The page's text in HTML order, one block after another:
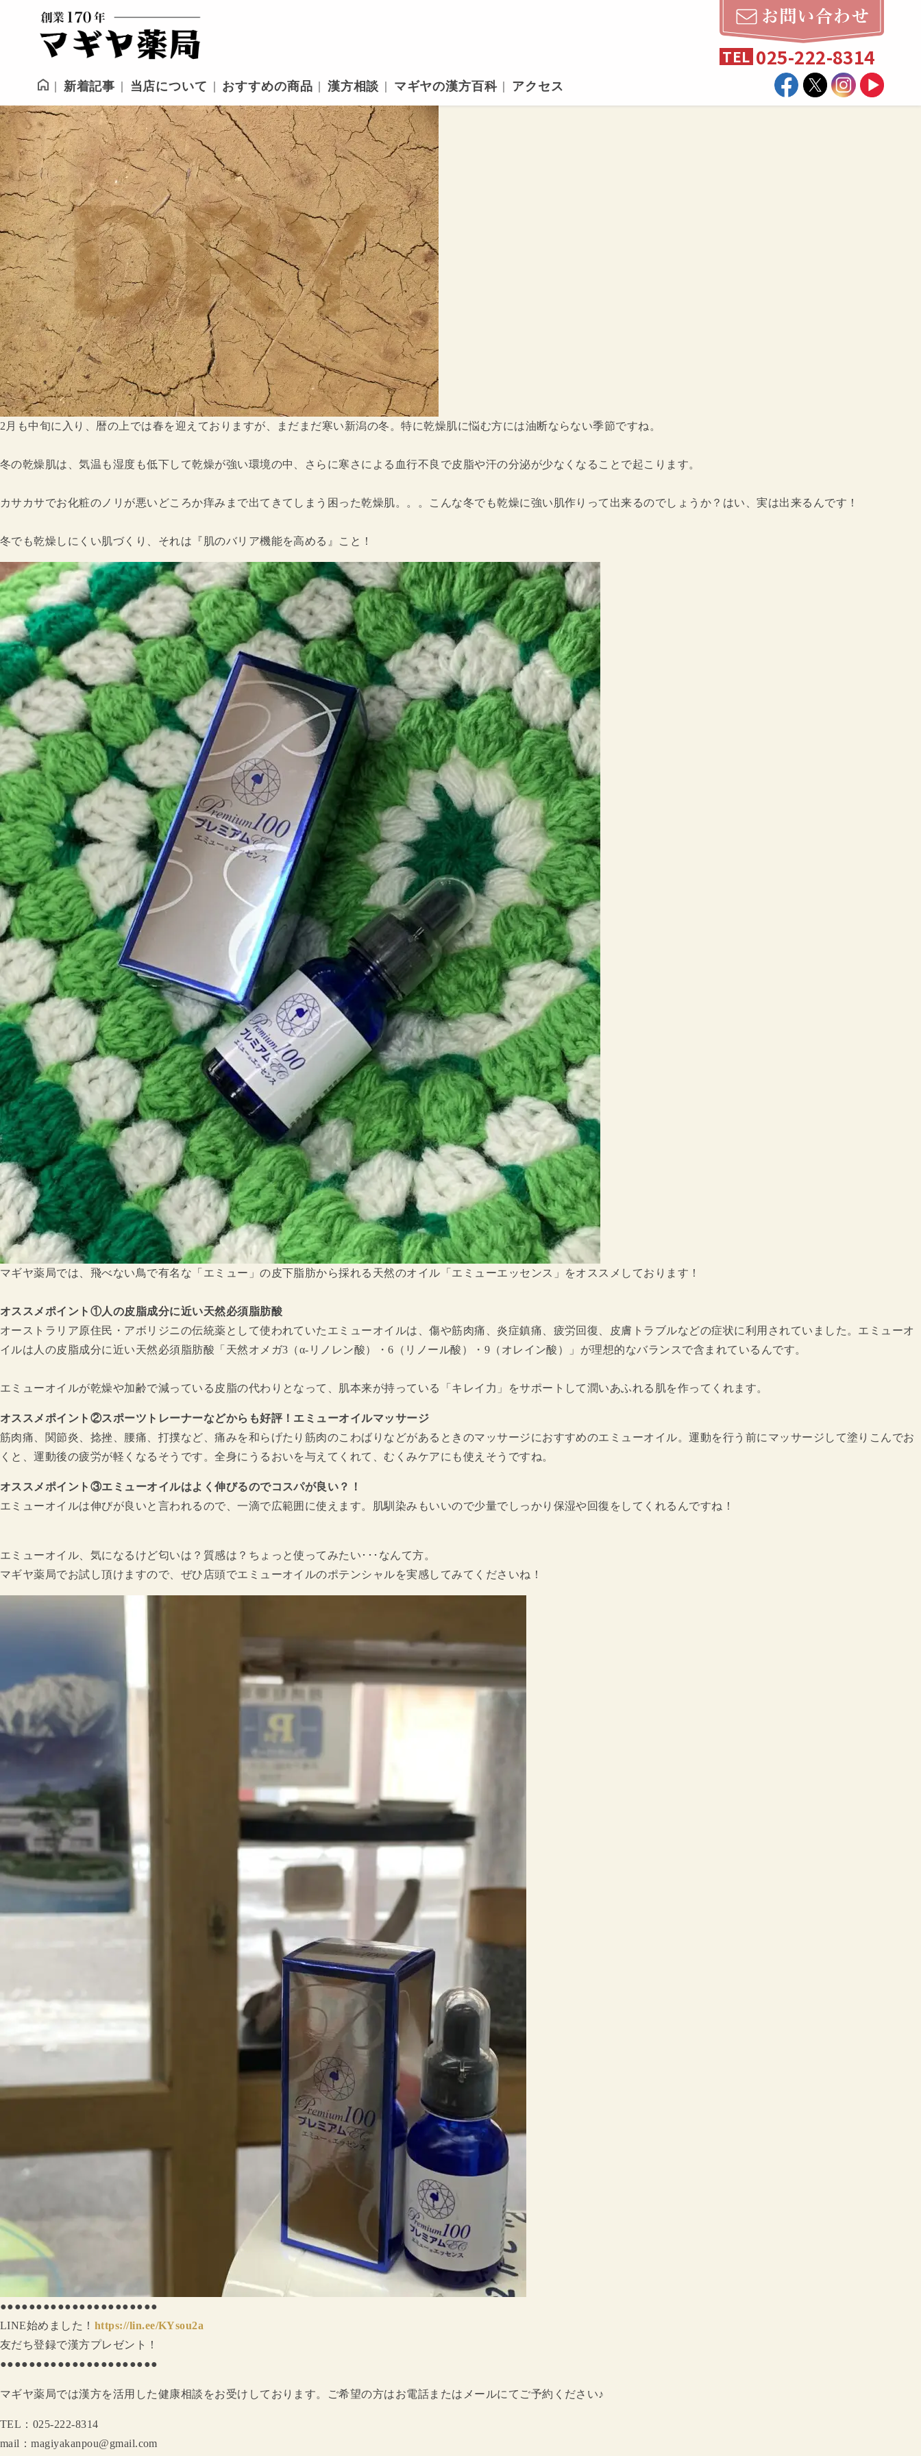
TEL 025-222-8314
新着記事 当店について おすすめの商品 漢方相談 マギヤの漢方百科 アクセス
2月も中旬に入り、暦の上では春を迎えておりますが、まだまだ寒い新潟の冬。特に乾燥肌に悩む方には油断ならない季節ですね。
冬の乾燥肌は、気温も湿度も低下して乾燥が強い環境の中、さらに寒さによる血行不良で皮脂や汗の分泌が少なくなることで起こります。
カサカサでお化粧のノリが悪いどころか痒みまで出てきてしまう困った乾燥肌。。。こんな冬でも乾燥に強い肌作りって出来るのでしょうか？はい、実は出来るんです！
冬でも乾燥しにくい肌づくり、それは『肌のバリア機能を高める』こと！
マギヤ薬局では、飛べない鳥で有名な「エミュー」の皮下脂肪から採れる天然のオイル「エミューエッセンス」をオススメしております！
オススメポイント①人の皮脂成分に近い天然必須脂肪酸
オーストラリア原住民・アボリジニの伝統薬として使われていたエミューオイルは、傷や筋肉痛、炎症鎮痛、疲労回復、皮膚トラブルなどの症状に利用されていました。エミューオ
イルは人の皮脂成分に近い天然必須脂肪酸「天然オメガ3（α-リノレン酸）・6（リノール酸）・9（オレイン酸）」が理想的なバランスで含まれているんです。
エミューオイルが乾燥や加齢で減っている皮脂の代わりとなって、肌本来が持っている「キレイ力」をサポートして潤いあふれる肌を作ってくれます。
オススメポイント②スポーツトレーナーなどからも好評！エミューオイルマッサージ
筋肉痛、関節炎、捻挫、腰痛、打撲など、痛みを和らげたり筋肉のこわばりなどがあるときのマッサージにおすすめのエミューオイル。運動を行う前にマッサージして塗りこんでお
くと、運動後の疲労が軽くなるそうです。全身にうるおいを与えてくれて、むくみケアにも使えそうですね。
オススメポイント③エミューオイルはよく伸びるのでコスパが良い？！
エミューオイルは伸びが良いと言われるので、一滴で広範囲に使えます。肌馴染みもいいので少量でしっかり保湿や回復をしてくれるんですね！
エミューオイル、気になるけど匂いは？質感は？ちょっと使ってみたい･･･なんて方。
マギヤ薬局でお試し頂けますので、ぜひ店頭でエミューオイルのポテンシャルを実感してみてくださいね！
●●●●●●●●●●●●●●●●●●●●●●
LINE始めました！ https://lin.ee/KYsou2a
友だち登録で漢方プレゼント！
●●●●●●●●●●●●●●●●●●●●●●
マギヤ薬局では漢方を活用した健康相談をお受けしております。ご希望の方はお電話またはメールにてご予約ください♪
TEL：025-222-8314
mail：magiyakanpou@gmail.com